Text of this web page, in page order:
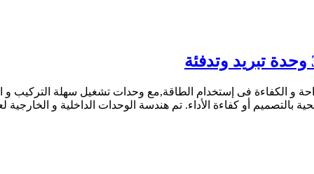
و الكفاءة فى إستخدام الطاقة,مع وحدات تشغيل سهلة التركيب و
بالتصميم أو كفاءة الأداء. تم هندسة الوحدات الداخلية و